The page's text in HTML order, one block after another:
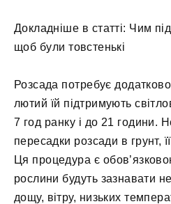
Докладніше в статті: Чим
щоб були товстенькі
Розсада потребує
лютий їй підтримують
7 год ранку і до 21 години.
пересадки розсади в грунт,
Ця процедура є
рослини будуть зазнавати
дощу, вітру, низьких